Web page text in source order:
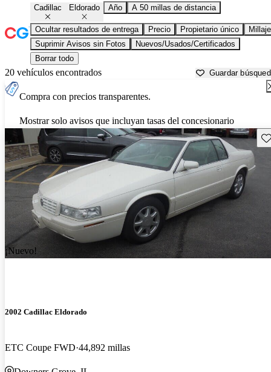
Cadillac Eldorado Año A 50 millas de distancia
Ocultar resultados de entrega Precio Propietario único
Millaje
Suprimir Avisos sin Fotos
Nuevos/Usados/Certificados
Borrar todo
20 vehículos encontrados Guardar
Compra con precios transparentes.
Mostrar solo avisos que incluyan tasas del concesionario
¡Nuevo!
2002 Cadillac Eldorado
ETC Coupe FWD 44,892 millas